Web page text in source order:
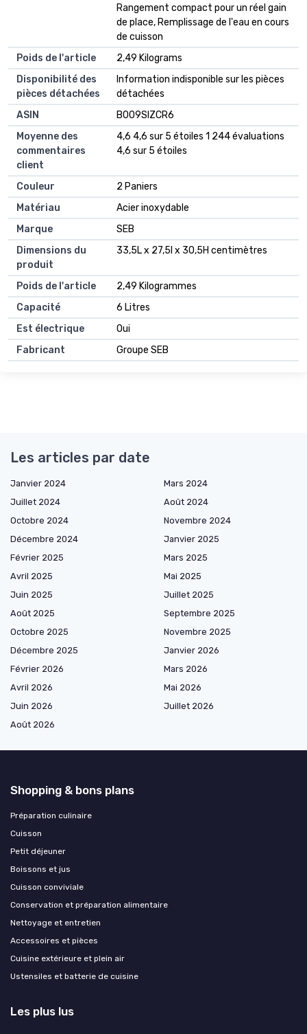
Rangement compact pour un réel gain
de place, Remplissage de l'eau en cours
de cuisson
Poids de l'article
‎2,49 Kilograms
Disponibilité des
pièces détachées
‎Information indisponible sur les pièces
détachées
ASIN
B009SIZCR6
Moyenne des
commentaires
client
4,6 4,6 sur 5 étoiles 1 244 évaluations
4,6 sur 5 étoiles
Couleur
2 Paniers
Matériau
Acier inoxydable
Marque
SEB
Dimensions du
produit
33,5L x 27,5l x 30,5H centimètres
Poids de l'article
2,49 Kilogrammes
Capacité
6 Litres
Est électrique
Oui
Fabricant
Groupe SEB
Les articles par date
Janvier 2024
Mars 2024
Juillet 2024
Août 2024
Octobre 2024
Novembre 2024
Décembre 2024
Janvier 2025
Février 2025
Mars 2025
Avril 2025
Mai 2025
Juin 2025
Juillet 2025
Août 2025
Septembre 2025
Octobre 2025
Novembre 2025
Décembre 2025
Janvier 2026
Février 2026
Mars 2026
Avril 2026
Mai 2026
Juin 2026
Juillet 2026
Août 2026
Shopping & bons plans
Préparation culinaire
Cuisson
Petit déjeuner
Boissons et jus
Cuisson conviviale
Conservation et préparation alimentaire
Nettoyage et entretien
Accessoires et pièces
Cuisine extérieure et plein air
Ustensiles et batterie de cuisine
Les plus lus